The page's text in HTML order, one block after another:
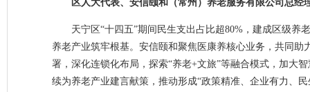
区人大代表、安信颐和（常州）养老服务有限公司总经
天宁区“十四五”期间民生支出占比超80%，建成区级养
养老产业筑牢根基。安信颐和聚焦医康养核心业务，共同助
署，深化连锁化布局，探索“养老+文旅”等融合模式，加大
续为养老产业建言献策，推动形成“政策精准、企业有力、